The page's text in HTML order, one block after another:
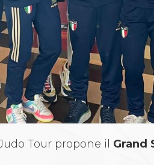
Tour propone il Grand